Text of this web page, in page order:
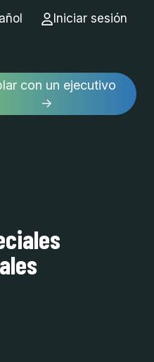
Show submenu for
Iniciar sesión
con un ejecutivo
→